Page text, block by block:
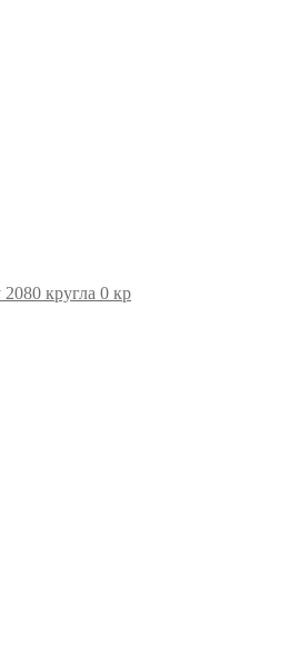
кругла 0 кр